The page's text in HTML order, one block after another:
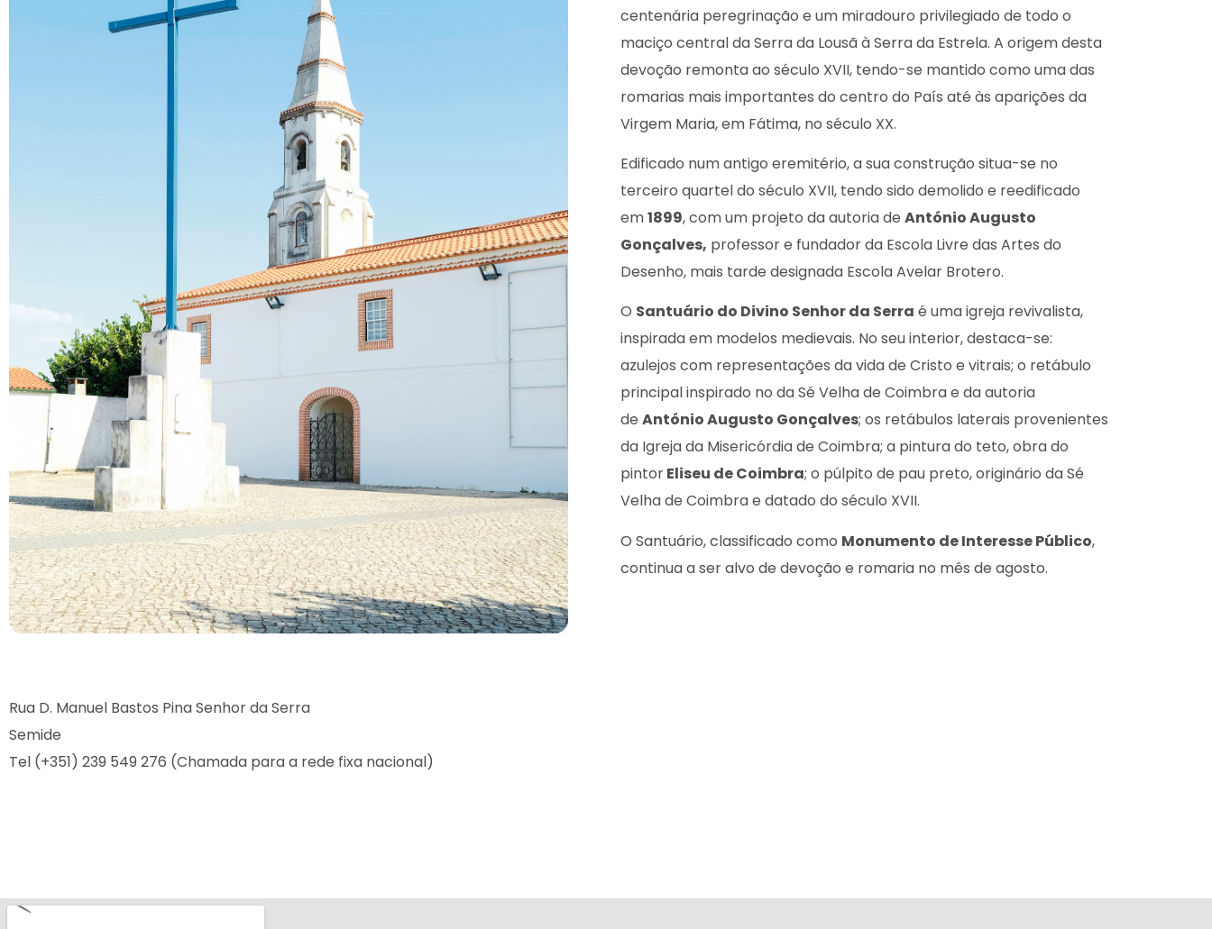
centenária peregrinação e um miradouro privilegiado de todo o
maciço central da Serra da Lousã à Serra da Estrela. A origem desta
devoção remonta ao século XVII, tendo-se mantido como uma das
romarias mais importantes do centro do País até às aparições da
Virgem Maria, em Fátima, no século XX.
Edificado num antigo eremitério, a sua construção situa-se no
terceiro quartel do século XVII, tendo sido demolido e reedificado
em1899, com um projeto da autoria de António Augusto
Gonçalves, professor e fundador da Escola Livre das Artes do
Desenho, mais tarde designada Escola Avelar Brotero.
O Santuário do Divino Senhor da Serra é uma igreja revivalista,
inspirada em modelos medievais. No seu interior, destaca-se:
azulejos com representações da vida de Cristo e vitrais; o retábulo
principal inspirado no da Sé Velha de Coimbra e da autoria
de António Augusto Gonçalves; os retábulos laterais provenientes
da Igreja da Misericórdia de Coimbra; a pintura do teto, obra do
pintorEliseu de Coimbra; o púlpito de pau preto, originário da Sé
Velha de Coimbra e datado do século XVII.
O Santuário, classificado como Monumento de Interesse Público,
continua a ser alvo de devoção e romaria no mês de agosto.
Rua D. Manuel Bastos Pina Senhor da Serra
Semide
Tel (+351) 239 549 276 (Chamada para a rede fixa nacional)